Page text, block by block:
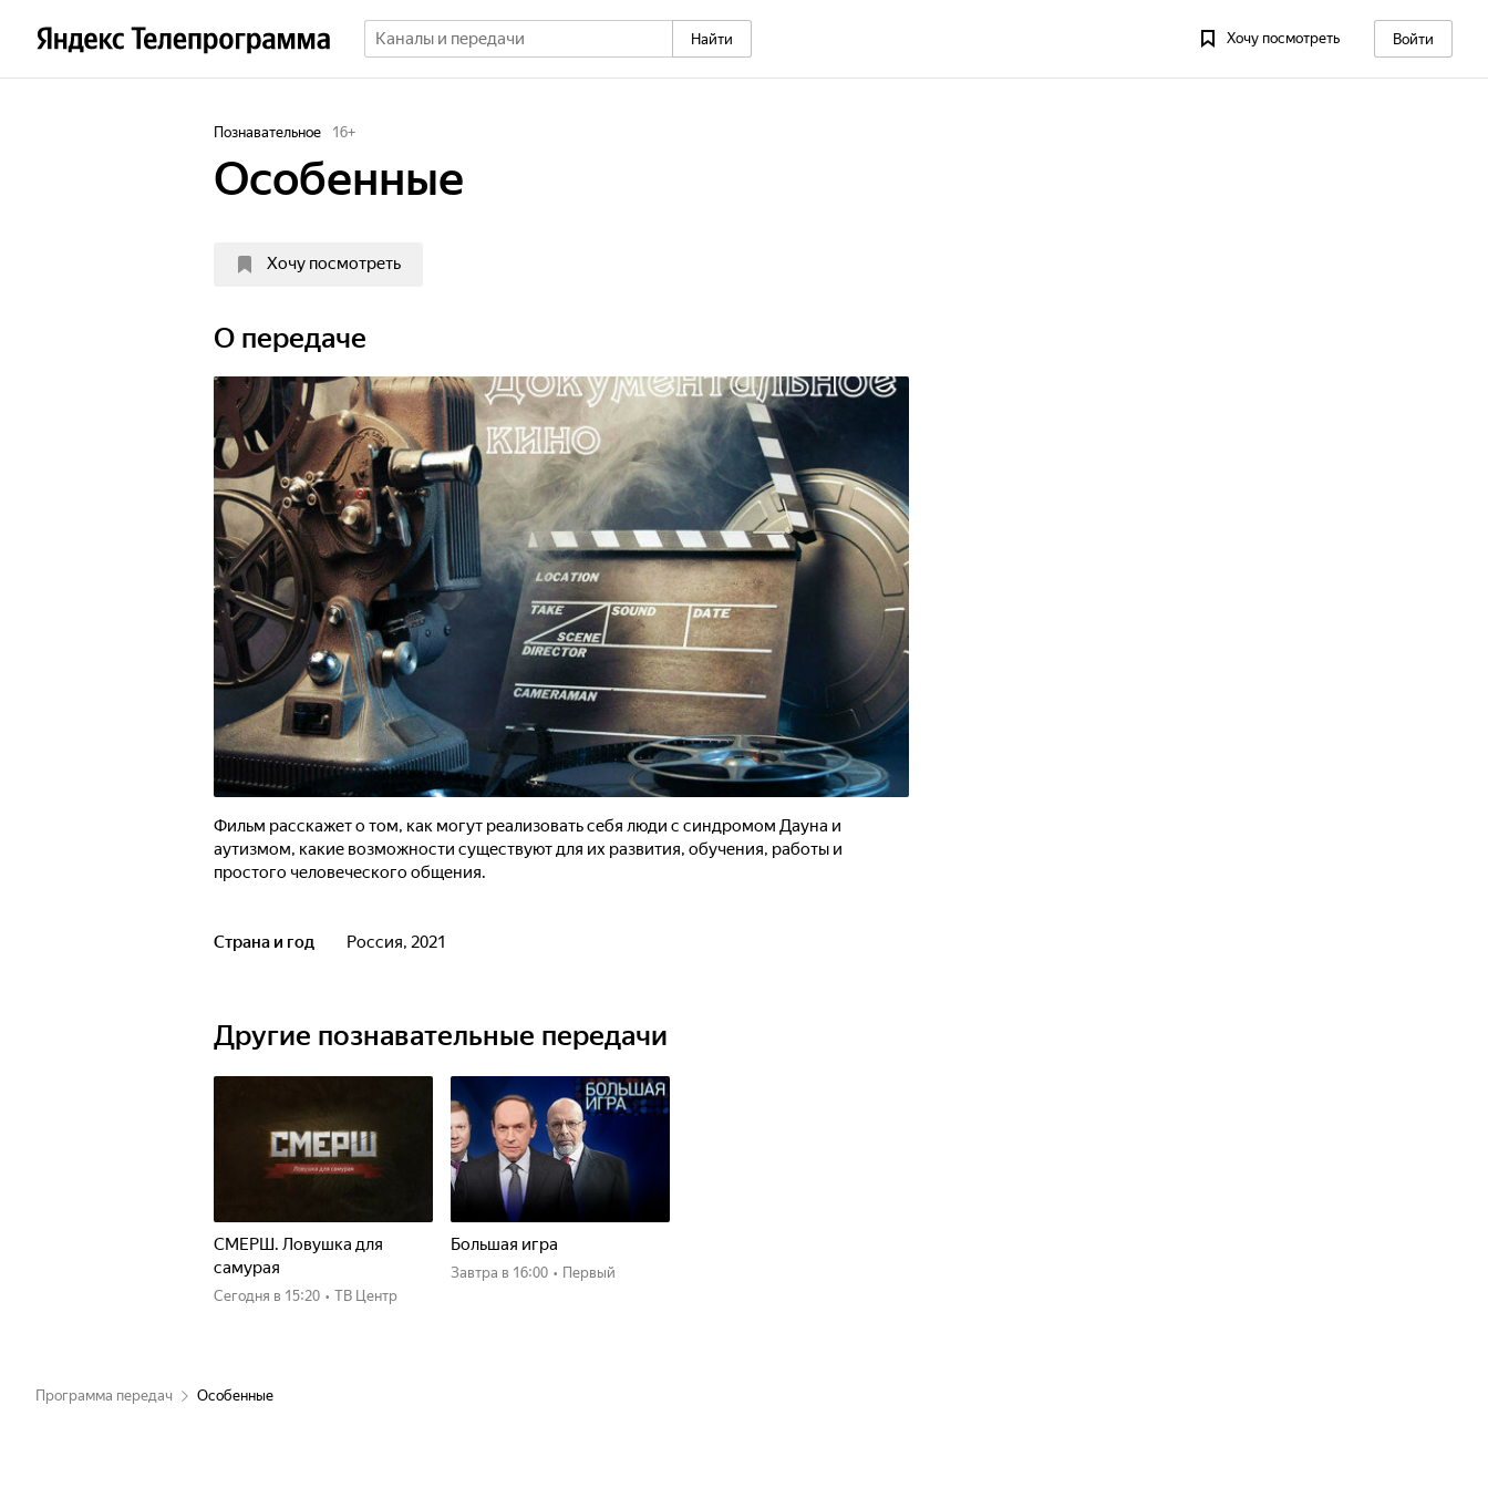
Найти Хочу посмотреть Войти
Познавательное 16+
Особенные
Хочу посмотреть
О передаче
Фильм расскажет о том, как могут реализовать себя люди с синдромом Дауна и
аутизмом, какие возможности существуют для их развития, обучения, работы и
простого человеческого общения.
Страна и год Россия, 2021
Другие познавательные передачи
СМЕРШ. Ловушка для
самурая
Сегодня в 15:20 • ТВ Центр
Большая игра
Завтра в 16:00 • Первый
Программа передач Особенные